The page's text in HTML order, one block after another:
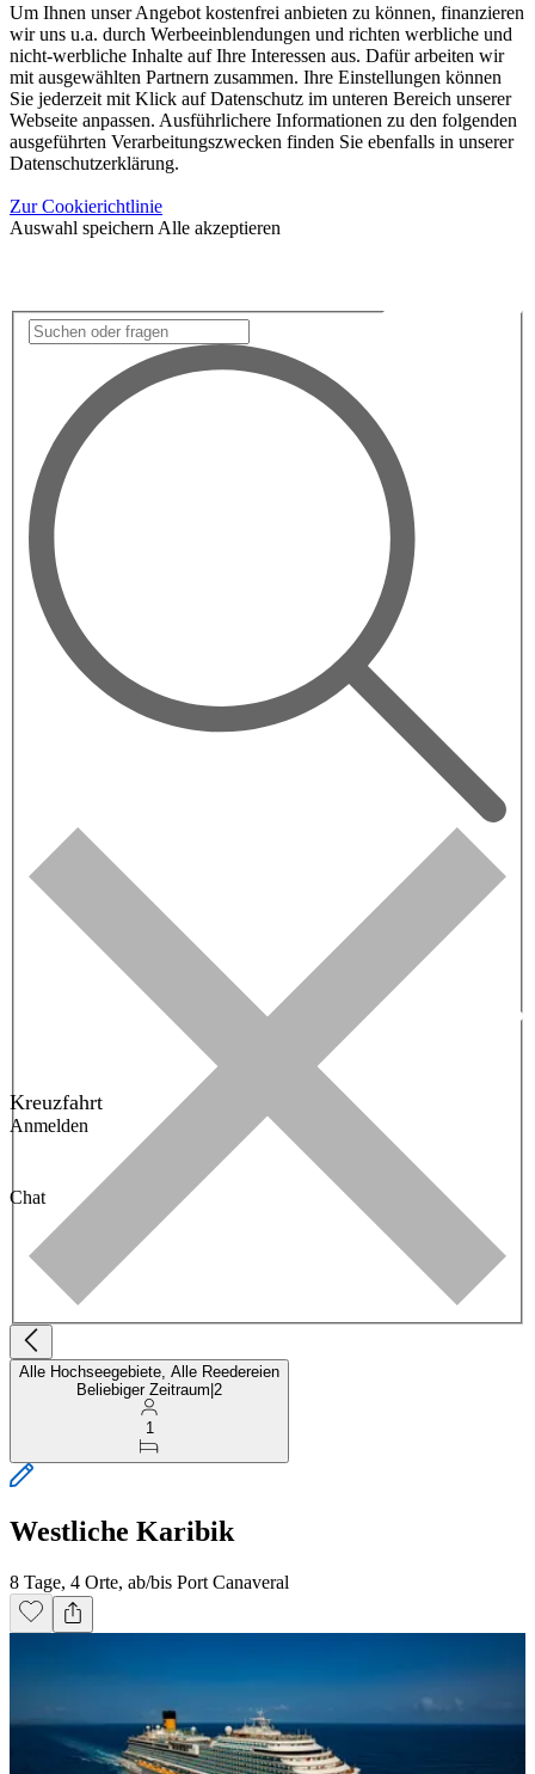
Um Ihnen unser Angebot kostenfrei anbieten zu können, finanzieren
wir uns u.a. durch Werbeeinblendungen und richten werbliche und
nicht-werbliche Inhalte auf Ihre Interessen aus. Dafür arbeiten wir
mit ausgewählten Partnern zusammen. Ihre Einstellungen können
Sie jederzeit mit Klick auf Datenschutz im unteren Bereich unserer
Webseite anpassen. Ausführlichere Informationen zu den folgenden
ausgeführten Verarbeitungszwecken finden Sie ebenfalls in unserer
Datenschutzerklärung.
Zur Cookierichtlinie
Auswahl speichern Alle akzeptieren
Kreuzfahrt
Anmelden
Chat
Alle Hochseegebiete, Alle Reedereien
Beliebiger Zeitraum 2
1
Westliche Karibik
8 Tage, 4 Orte, ab/bis Port Canaveral